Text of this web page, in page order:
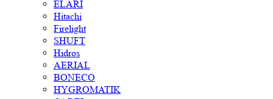
ELARI
Hitachi
Firelight
SHUFT
Hidros
AERIAL
BONECO
HYGROMATIK